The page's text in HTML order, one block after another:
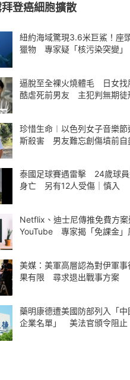
登癌細胞擴散
紐約海域驚現3.6米巨鯊！座
獵物 專家疑「核污染突變」
逼脫至全裸火燒體毛 日女找
酷虐死前男友 主犯判無期徒
珍惜生命︱以色列女子音樂節
斯殺害 男友難忘創傷墳前自
泰國足球賽遇雷擊 24歲球員
身亡 另有12人受傷｜慎入
Netflix、迪士尼傳推免費方案
YouTube 專家揭「免課金」
美媒：美軍高層認為對伊軍事
果有限 尋求退出戰事方案
藥明康德遭美國防部列入「中
企業名單」 美法官頒令阻止